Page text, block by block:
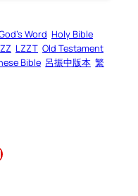
Word Holy Bible
LZZT Old Testament
Bible 呂振中版本 繁